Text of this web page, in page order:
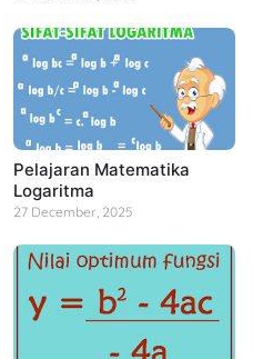
Pelajaran Matematika
Logaritma
27 December, 2025